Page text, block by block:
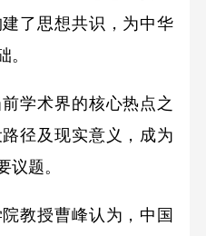
了思想共识，为中华
。
术界的核心热点之
径及现实意义，成为
议题。
授曹峰认为，中国